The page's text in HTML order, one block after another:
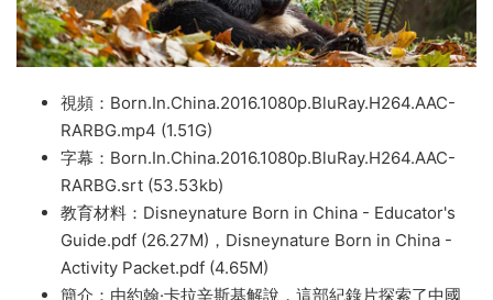
視頻：Born.In.China.2016.1080p.BluRay.H264.AAC-
RARBG.mp4 (1.51G)
字幕：Born.In.China.2016.1080p.BluRay.H264.AAC-
RARBG.srt (53.53kb)
教育材料：Disneynature Born in China - Educator's
Guide.pdf (26.27M)，Disneynature Born in China -
Activity Packet.pdf (4.65M)
簡介：由約翰·卡拉辛斯基解說，這部紀錄片探索了中國